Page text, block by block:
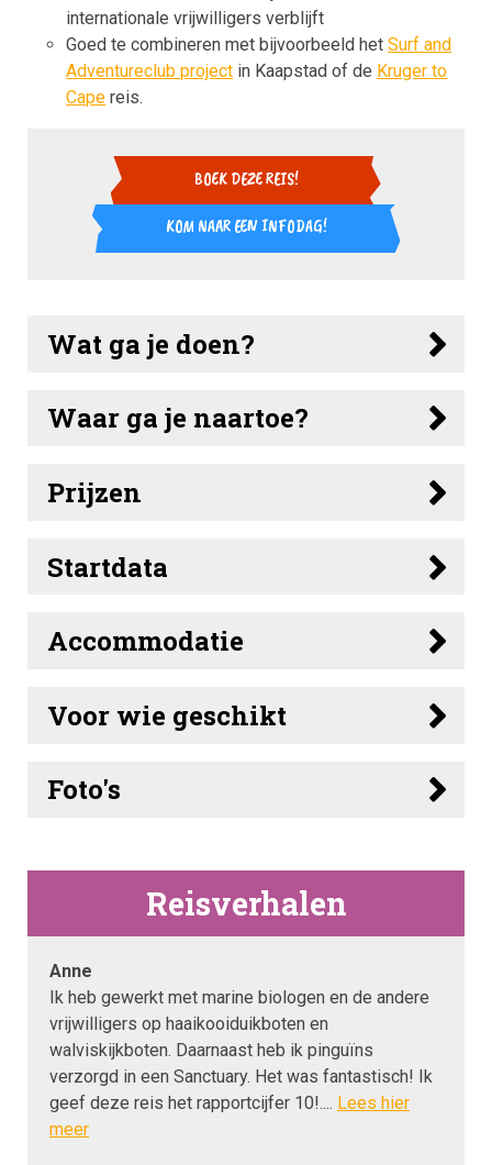
internationale vrijwilligers verblijft
Goed te combineren met bijvoorbeeld hetSurf and
Adventureclub project in Kaapstad of de Kruger to
Cape reis.
KOM NAAR EEN INFODAG!
Wat ga je doen?
Waar ga je naartoe?
Prijzen
Startdata
Accommodatie
Voor wie geschikt
Foto's
Reisverhalen
Anne
Ik heb gewerkt met marine biologen en de andere
vrijwilligers op haaikooiduikboten en
walviskijkboten. Daarnaast heb ik pinguïns
verzorgd in een Sanctuary. Het was fantastisch! Ik
geef deze reis het rapportcijfer 10!.... Lees hier
meer